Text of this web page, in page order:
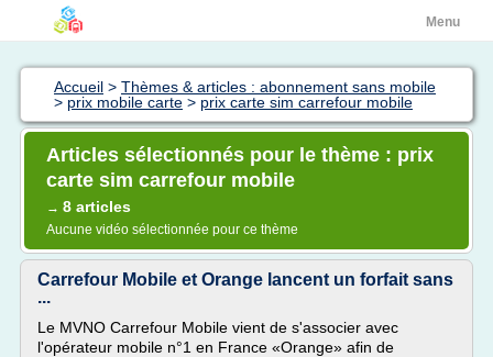
Menu
Accueil > Thèmes & articles : abonnement sans mobile
> prix mobile carte > prix carte sim carrefour mobile
Articles sélectionnés pour le thème : prix
carte sim carrefour mobile
→ 8 articles
Aucune vidéo sélectionnée pour ce thème
Carrefour Mobile et Orange lancent un forfait sans
...
Le MVNO Carrefour Mobile vient de s'associer avec
l'opérateur mobile n°1 en France «Orange» afin de